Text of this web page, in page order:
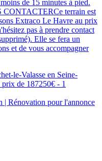
de 15 minutes à pied.
CONTACTERCe terrain est
Extraco Le Havre au prix
pas à prendre contact
Elle se fera un
et de vous accompagner